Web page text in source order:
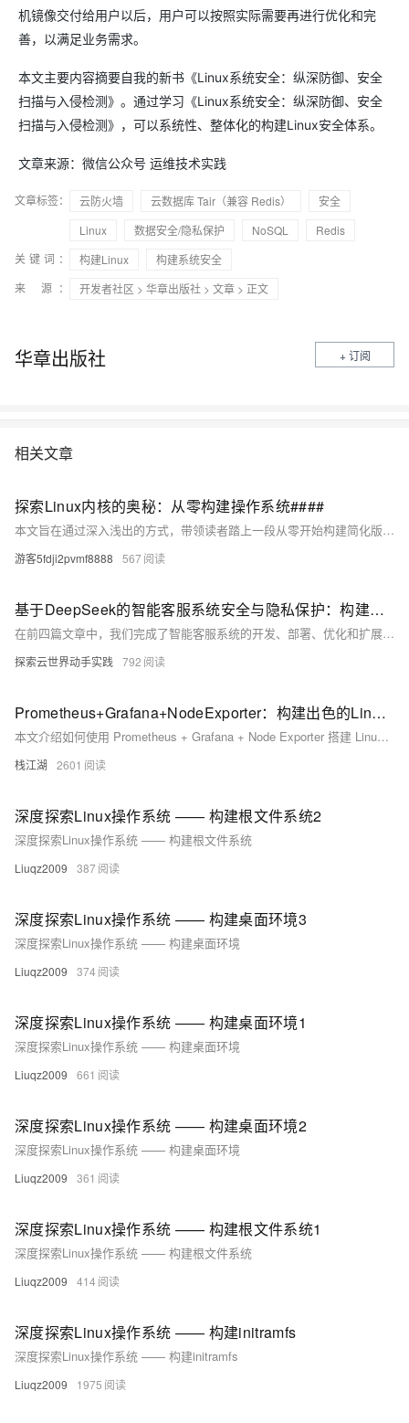
机镜像交付给用户以后，用户可以按照实际需要再进行优化和完
善，以满足业务需求。
本文主要内容摘要自我的新书《Linux系统安全：纵深防御、安全
扫描与入侵检测》。通过学习《Linux系统安全：纵深防御、安全
扫描与入侵检测》，可以系统性、整体化的构建Linux安全体系。
文章来源：微信公众号 运维技术实践
文章标签： 云防火墙 云数据库 Tair（兼容 Redis）
安全
Linux
数据安全/隐私保护 NoSQL
Redis
关键词：
构建Linux
构建系统安全
来 源：
开发者社区 > 华章出版社 > 文章 > 正文
华章出版社 + 订阅
相关文章
探索Linux内核的奥秘：从零构建操作系统####
本文旨在通过深入浅出的方式，带领读者踏上一段从零开始构建简化版Linux操作系统的旅程。我们将避开复杂的技术细节，以通俗易懂的语言，逐步揭开Linux内核的神秘面纱，探讨其工作原理、核心组件及如何通过实践加深理解。这既是一次对操作系统原理的深刻洞察，也是一场激发创新思维与实践能力的冒险。 ####
游客5fdji2pvmf8888 567
基于DeepSeek的智能客服系统安全与隐私保护：构建可信赖的服务
在前四篇文章中，我们完成了智能客服系统的开发、部署、优化和扩展。本文聚焦于安全与隐私保护，探讨如何构建安全可靠的智能客服系统。内容涵盖数据安全（加密、脱敏、备份）、系统安全（输入验证、身份认证、日志监控）和隐私保护（隐私政策、数据最小化、访问控制），确保用户数据安全及系统稳定运行。通过这些措施，我们可以打造一个可信赖的智能客服系统，为用户提供更好的服务体验。
探索云世界动手实践 792
Prometheus+Grafana+NodeExporter：构建出色的Linux监控解决方案，让你的运维更轻松
本文介绍如何使用 Prometheus + Grafana + Node Exporter 搭建 Linux 主机监控系统。Prometheus 负责收集和存储指标数据，Grafana 用于可视化展示，Node Exporter 则采集主机的性能数据。通过 Docker 容器化部署，简化安装配置过程。完成安装后，配置 Prometheus 抓取节点数据，并在 Grafana 中添加数据源及导入仪表盘模板，实现对 Linux 主机的全面监控。整个过程简单易行，帮助运维人员轻松掌握系统状态。
栈江湖 2601
深度探索Linux操作系统 —— 构建根文件系统2
深度探索Linux操作系统 —— 构建根文件系统
Liuqz2009 387
深度探索Linux操作系统 —— 构建桌面环境3
深度探索Linux操作系统 —— 构建桌面环境
Liuqz2009 374
深度探索Linux操作系统 —— 构建桌面环境1
深度探索Linux操作系统 —— 构建桌面环境
Liuqz2009 661
深度探索Linux操作系统 —— 构建桌面环境2
深度探索Linux操作系统 —— 构建桌面环境
Liuqz2009 361
深度探索Linux操作系统 —— 构建根文件系统1
深度探索Linux操作系统 —— 构建根文件系统
Liuqz2009 414
深度探索Linux操作系统 —— 构建initramfs
深度探索Linux操作系统 —— 构建initramfs
Liuqz2009 1975